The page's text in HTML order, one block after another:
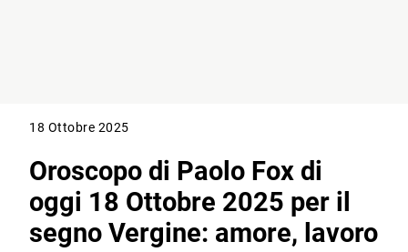
18 Ottobre 2025
Oroscopo di Paolo Fox di
oggi 18 Ottobre 2025 per il
segno Vergine: amore, lavoro